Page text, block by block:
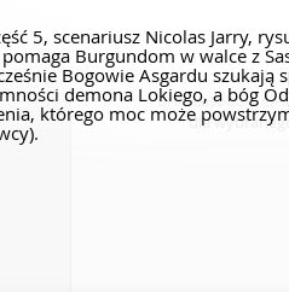
Brak zasobów
dla
5, scenariusz Nicolas Jarry,
Burgundom w walce z
Bogowie Asgardu szukają
demona Lokiego, a bóg
którego moc może